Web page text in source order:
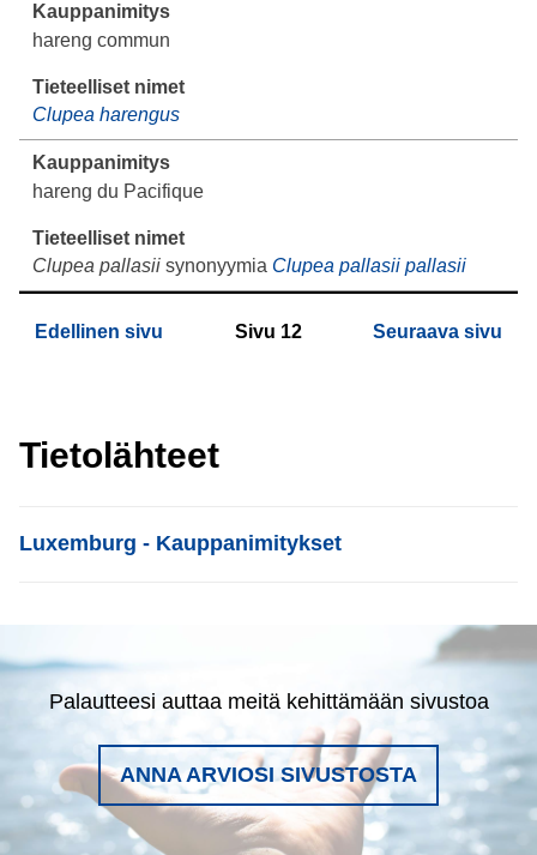
hareng commun
Clupea harengus
hareng du Pacifique
Clupea pallasiisynonyymia Clupea pallasii pallasii
Edellinen sivu Sivu 12 Seuraava sivu
Tietolähteet
List item
Luxemburg - Kauppanimitykset
Palautteesi auttaa meitä kehittämään sivustoa
ANNA ARVIOSI SIVUSTOSTA